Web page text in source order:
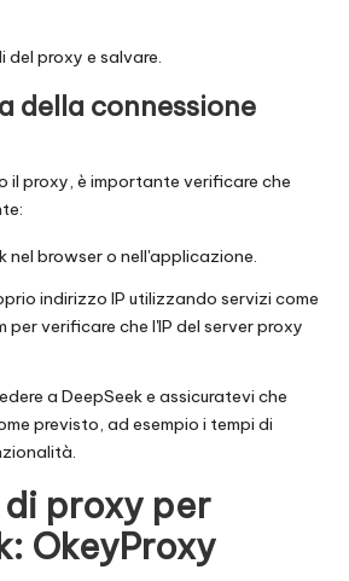
del proxy e salvare.
della connessione
il proxy, è importante verificare che
nel browser o nell'applicazione.
indirizzo IP utilizzando servizi come
per verificare che l'IP del server proxy
a DeepSeek e assicuratevi che
previsto, ad esempio i tempi di
proxy per
OkeyProxy